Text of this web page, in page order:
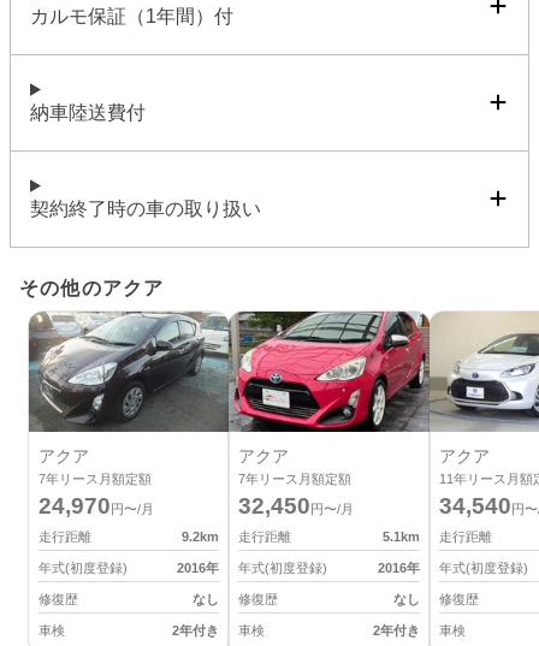
カルモ保証（1年間）付
納車陸送費付
契約終了時の車の取り扱い
その他のアクア
アクア
7年リース月額定額
24,970円〜/月
走行距離
9.2km
年式(初度登録) 2016年
修復歴 なし
車検 2年付き
アクア
7年リース月額定額
32,450円〜/月
走行距離
5.1km
年式(初度登録) 2016年
修復歴 なし
車検 2年付き
アクア
11年リース月額
34,540円
走行距離
年式(初度登録)
修復歴
車検